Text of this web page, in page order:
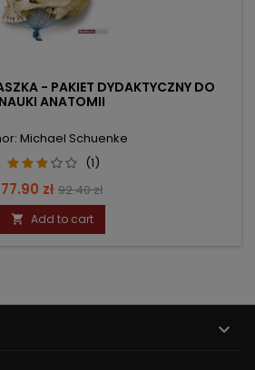
- PAKIET DYDAKTYCZNY DO
NAUKI ANATOMII
Michael Schuenke
(1)
Price
77.90 zł Regular
price
92.40 zł
 Add to cart
